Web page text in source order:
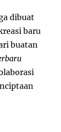
dibuat
baru
buatan